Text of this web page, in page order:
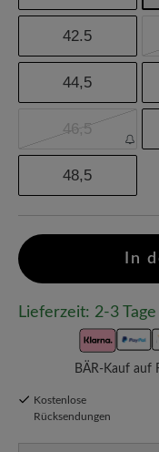
42.5
44,5
46,5
48,5
In
Lieferzeit: 2-3 Tage
BÄR-Kauf auf
Kostenlose
Rücksendungen